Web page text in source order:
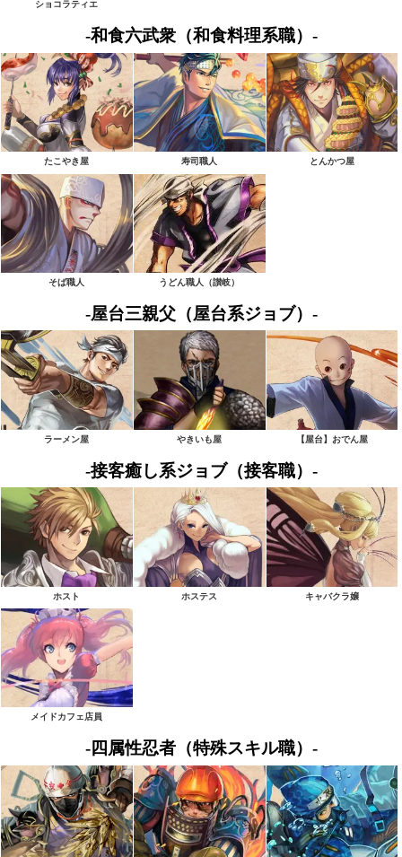
ショコラティエ
-和食六武衆（和食料理系職）-
たこやき屋 寿司職人 とんかつ屋
そば職人 うどん職人（讃岐）
-屋台三親父（屋台系ジョブ）-
ラーメン屋 やきいも屋 【屋台】おでん屋
-接客癒し系ジョブ（接客職）-
ホスト ホステス キャバクラ嬢
メイドカフェ店員
-四属性忍者（特殊スキル職）-